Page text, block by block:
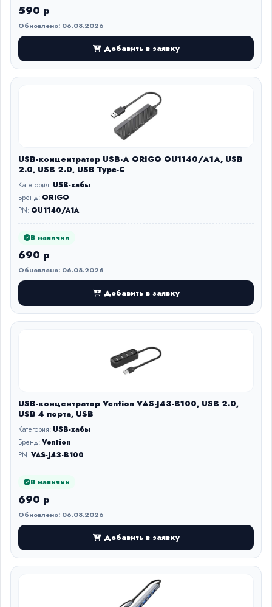
590 р
Обновлено: 06.08.2026
Добавить в заявку
USB-концентратор USB-A ORIGO OU1140/A1A, USB
2.0, USB 2.0, USB Type-C
Категория: USB-хабы
Бренд: ORIGO
PN: OU1140/A1A
В наличии
690 р
Обновлено: 06.08.2026
Добавить в заявку
USB-концентратор Vention VAS-J43-B100, USB 2.0,
USB 4 порта, USB
Категория: USB-хабы
Бренд:Vention
PN:VAS-J43-B100
В наличии
690 р
Обновлено: 06.08.2026
Добавить в заявку